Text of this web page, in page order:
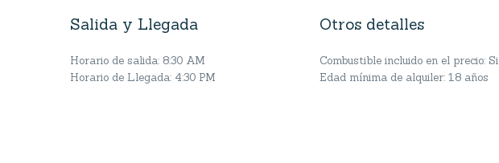
Salida y Llegada
Horario de salida: 8:30 AM
Horario de Llegada: 4:30 PM
Otros detalles
Combustible incluido en el precio: Si
Edad mínima de alquiler: 18 años